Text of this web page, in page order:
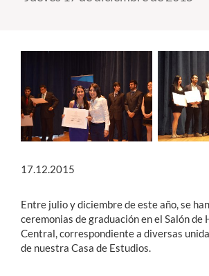
English
17.12.2015
Entre julio y diciembre de este año, se
ceremonias de graduación en el Salón de
Central, correspondiente a diversas
de nuestra Casa de Estudios.